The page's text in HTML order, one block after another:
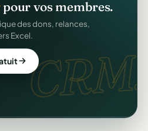
CRM.
pour vos membres.
des dons, relances,
Excel.